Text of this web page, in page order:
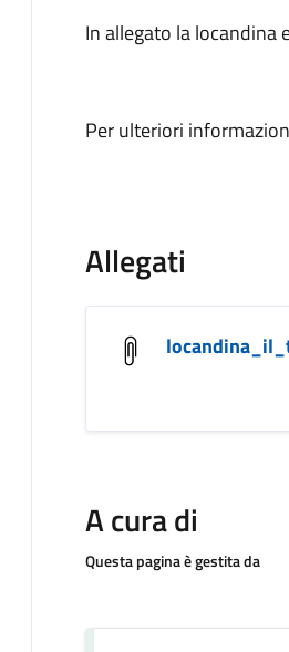
In allegato la locandina
Per ulteriori
Allegati
A cura di
Questa pagina è gestita da